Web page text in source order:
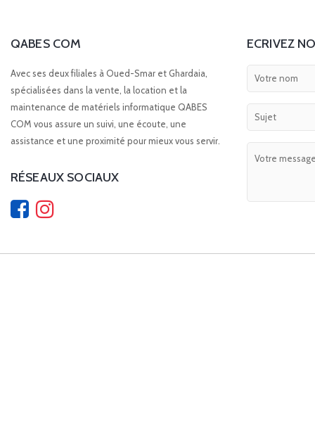
QABES COM
Avec ses deux filiales à Oued-Smar et Ghardaia,
spécialisées dans la vente, la location et la
maintenance de matériels informatique QABES
COM vous assure un suivi, une écoute, une
assistance et une proximité pour mieux vous servir.
RÉSEAUX SOCIAUX
ECRIVEZ